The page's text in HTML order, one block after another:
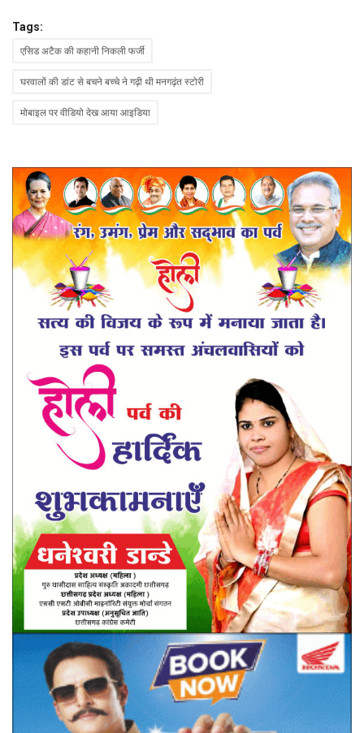
Tags:
एसिड अटैक की कहानी निकली फर्जी
घरवालों की डांट से बचने बच्चे ने गढ़ी थी मनगढ़ंत स्टोरी
मोबाइल पर वीडियो देख आया आइडिया